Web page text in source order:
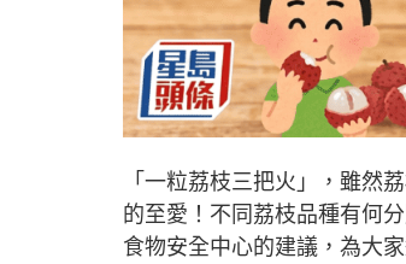
「一粒荔枝三把火」，雖然
的至愛！不同荔枝品種有何
食物安全中心的建議，為大